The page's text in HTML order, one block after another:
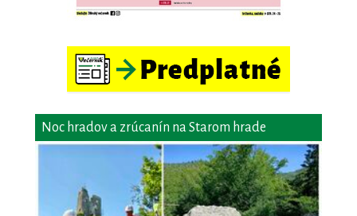
Noc hradov a zrúcanín na Starom hrade